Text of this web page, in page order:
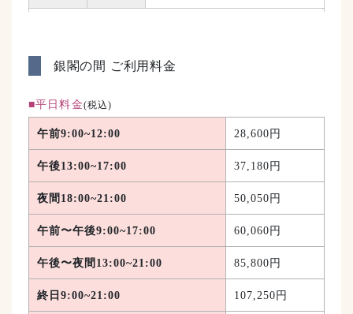
銀閣の間 ご利用料金
■平日料金(税込)
午前9:00~12:00 28,600円
午後13:00~17:00 37,180円
夜間 18:00~21:00 50,050円
午前〜午後9:00~17:00 60,060円
午後〜夜間 13:00~21:00 85,800円
終日 9:00~21:00 107,250円